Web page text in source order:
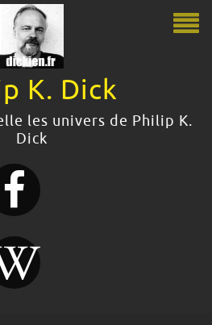
K. Dick
les univers de Philip K.
Dick
K. Dick
Le guide Philip K. Dick
Citations